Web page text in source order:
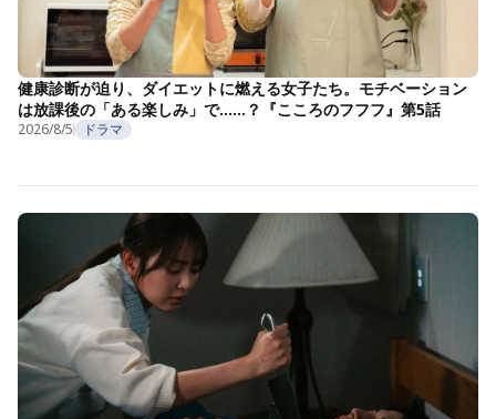
健康診断が迫り、ダイエットに燃える女子たち。モチベーション
は放課後の「ある楽しみ」で……？『こころのフフフ』第5話
2026/8/5 ドラマ